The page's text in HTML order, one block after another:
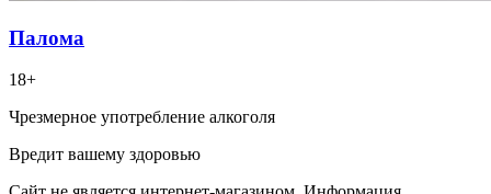
Палома
18+
Чрезмерное употребление алкоголя
Вредит вашему здоровью